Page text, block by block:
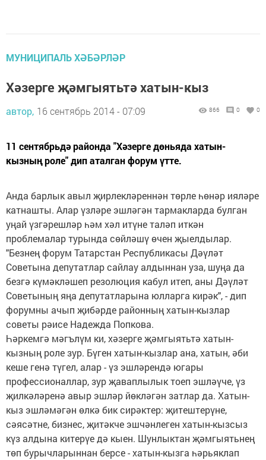
МУНИЦИПАЛЬ ХӘБӘРЛӘР
Хәзерге җәмгыятьтә хатын-кыз
автор, 16 сентябрь 2014 - 07:09 866 0 0
11 сентябрьдә районда "Хәзерге дөньяда хатын-
кызның роле" дип аталган форум үтте.
Анда барлык авыл җирлекләреннән төрле һөнәр ияләре
катнашты. Алар үзләре эшләгән тармакларда булган
уңай үзгәрешләр һәм хәл итүне таләп иткән
проблемалар турында сөйләшү өчен җыелдылар.
"Безнең форум Татарстан Республикасы Дәүләт
Советына депутатлар сайлау алдыннан уза, шуңа да
безгә күмәкләшеп резолюция кабул итеп, аны Дәүләт
Советының яңа депутатларына юлларга кирәк", - дип
форумны ачып җибәрде районның хатын-кызлар
советы рәисе Надежда Попкова.
Һәркемгә мәгълүм ки, хәзерге җәмгыятьтә хатын-
кызның роле зур. Бүген хатын-кызлар ана, хатын, әби
кеше генә түгел, алар - үз эшләрендә югары
профессионаллар, зур җаваплылык тоеп эшләүче, үз
җилкәләренә авыр эшләр йөкләгән затлар да. Хатын-
кыз эшләмәгән өлкә бик сирәктер: җитештерүне,
сәясәтне, бизнес, җитәкче эшчәнлеген хатын-кызсыз
күз алдына китерүе дә кыен. Шунлыктан җәмгыятьнең
төп бурычларыннан берсе - хатын-кызга һәрьяклап